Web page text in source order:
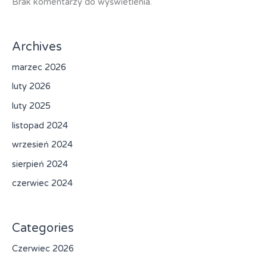
Archives
marzec 2026
luty 2026
luty 2025
listopad 2024
wrzesień 2024
sierpień 2024
czerwiec 2024
Categories
Czerwiec 2026